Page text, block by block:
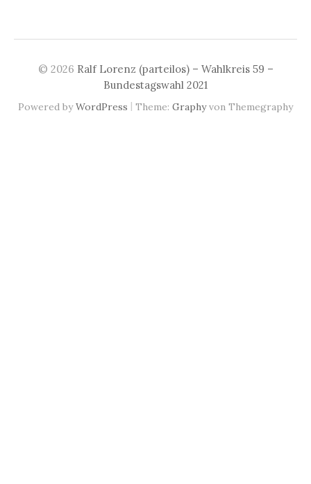
© 2026 Ralf Lorenz (parteilos) – Wahlkreis 59 –
Bundestagswahl 2021
Powered byWordPress | Theme: Graphyvon Themegraphy